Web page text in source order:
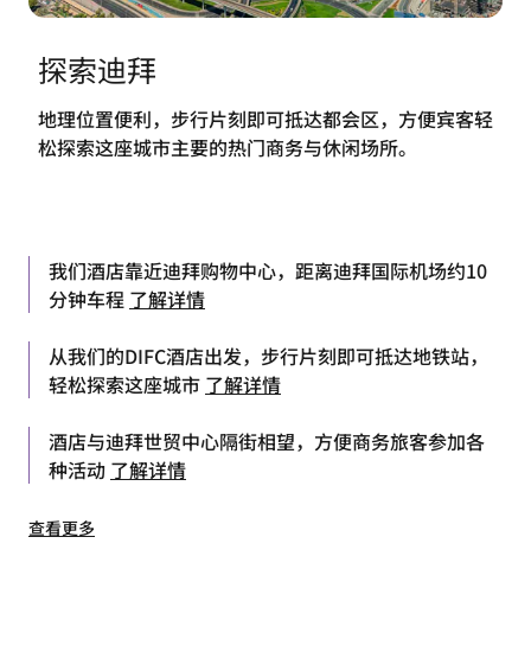
探索迪拜
地理位置便利，步行片刻即可抵达都会区，方便宾客轻
松探索这座城市主要的热门商务与休闲场所。
我们酒店靠近迪拜购物中心，距离迪拜国际机场约10
分钟车程 了解详情
从我们的DIFC酒店出发，步行片刻即可抵达地铁站，
轻松探索这座城市 了解详情
酒店与迪拜世贸中心隔街相望，方便商务旅客参加各
种活动 了解详情
查看更多